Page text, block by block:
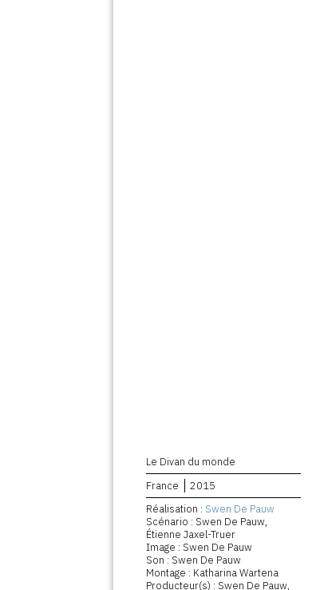
Le Divan du monde
France
2015
Réalisation : Swen De Pauw
Scénario : Swen De Pauw,
Étienne Jaxel-Truer
Image : Swen De Pauw
Son : Swen De Pauw
Montage : Katharina Wartena
Producteur(s) : Swen De Pauw,